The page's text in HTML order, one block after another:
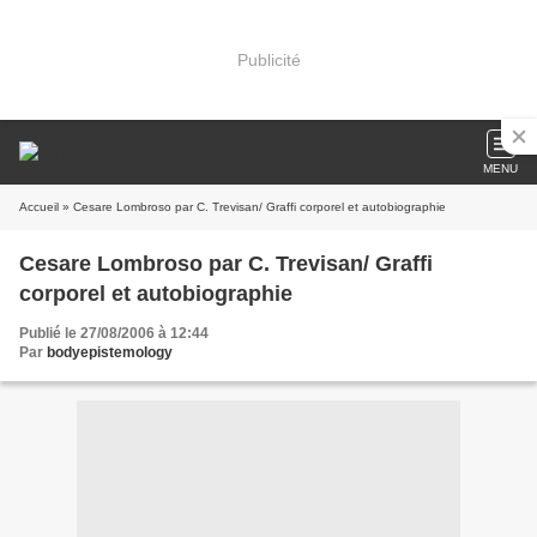
Publicité
MENU
Accueil » Cesare Lombroso par C. Trevisan/ Graffi corporel et autobiographie
Cesare Lombroso par C. Trevisan/ Graffi
corporel et autobiographie
Publié le 27/08/2006 à 12:44
Par bodyepistemology